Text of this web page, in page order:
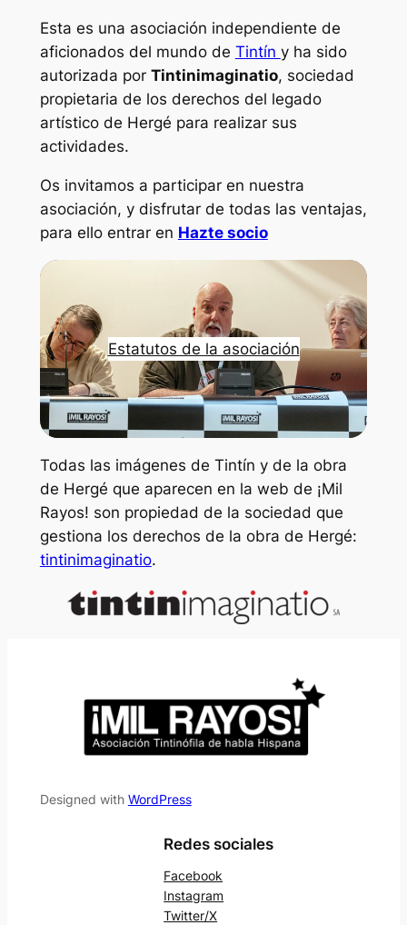
Esta es una asociación independiente de
aficionados del mundo de Tintín y ha sido
autorizada por Tintinimaginatio, sociedad
propietaria de los derechos del legado
artístico de Hergé para realizar sus
actividades.
Os invitamos a participar en nuestra
asociación, y disfrutar de todas las ventajas,
para ello entrar en Hazte socio
Estatutos de la asociación
Todas las imágenes de Tintín y de la obra
de Hergé que aparecen en la web de ¡Mil
Rayos! son propiedad de la sociedad que
gestiona los derechos de la obra de Hergé:
tintinimaginatio.
Designed with WordPress
Redes sociales
Facebook
Instagram
Twitter/X